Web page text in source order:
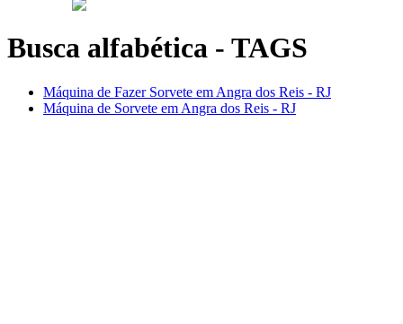
Busca alfabética - TAGS
Máquina de Fazer Sorvete em Angra dos Reis - RJ
Máquina de Sorvete em Angra dos Reis - RJ